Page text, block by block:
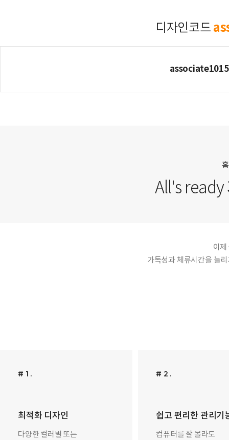
디자인코드
associate1015
All's ready
이
가독성과 체류시간을 늘
# 1 .
최적화 디자인
다양한 컬러별 또는
# 2 .
쉽고 편리한 관리기
컴퓨터를 잘 몰라도